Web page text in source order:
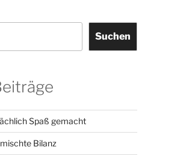
Suchen
Spaß gemacht
Bilanz